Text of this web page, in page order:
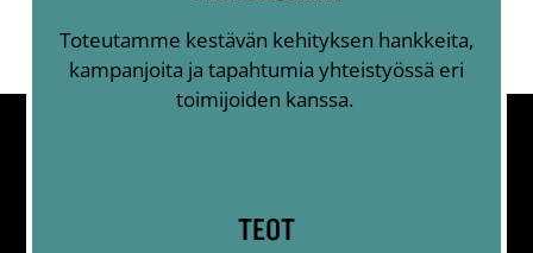
Toteutamme kestävän kehityksen hankkeita,
kampanjoita ja tapahtumia yhteistyössä eri
toimijoiden kanssa.
TEOT